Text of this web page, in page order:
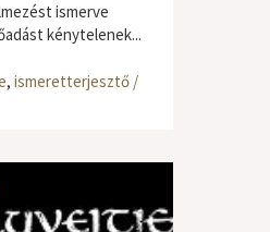
ismerve
kénytelenek...
, ismeretterjesztő /